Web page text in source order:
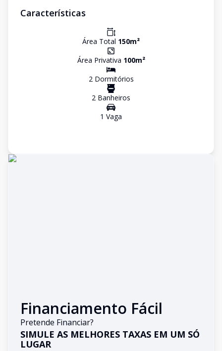
Características
Área Total 150m²
Área Privativa 100m²
2Dormitórios
2 Banheiros
1 Vaga
Financiamento Fácil
Pretende Financiar?
SIMULE AS MELHORES TAXAS EM UM SÓ
LUGAR